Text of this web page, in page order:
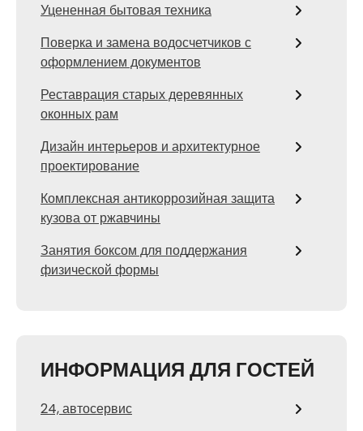
Уцененная бытовая техника
Поверка и замена водосчетчиков с
оформлением документов
Реставрация старых деревянных
оконных рам
Дизайн интерьеров и архитектурное
проектирование
Комплексная антикоррозийная защита
кузова от ржавчины
Занятия боксом для поддержания
физической формы
ИНФОРМАЦИЯ ДЛЯ ГОСТЕЙ
24, автосервис